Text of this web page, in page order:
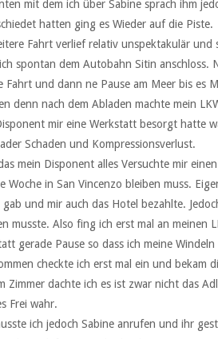
mit dem ich über Sabine sprach ihm
hatten ging es Wieder auf die Piste.
Fahrt verlief relativ unspektakulär
spontan dem Autobahn Sitin anschloss.
Fahrt und dann ne Pause am Meer bis es
denn nach dem Abladen machte mein
mir eine Werkstatt besorgt hatte
Schaden und Kompressionsverlust.
mein Disponent alles Versuchte mir
Woche in San Vincenzo bleiben muss.
gab und mir auch das Hotel bezahlte.
musste. Also fing ich erst mal an meinen
gerade Pause so dass ich meine
checkte ich erst mal ein und bekam
Zimmer dachte ich es ist zwar nicht das
Frei wahr.
ich jedoch Sabine anrufen und ihr